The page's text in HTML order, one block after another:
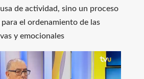
de actividad, sino un proceso
el ordenamiento de las
y emocionales